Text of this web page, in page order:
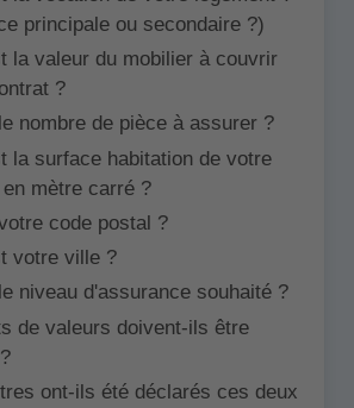
principale ou secondaire ?)
la valeur du mobilier à couvrir
?
nombre de pièce à assurer ?
la surface habitation de votre
mètre carré ?
code postal ?
votre ville ?
niveau d'assurance souhaité ?
de valeurs doivent-ils être
ont-ils été déclarés ces deux